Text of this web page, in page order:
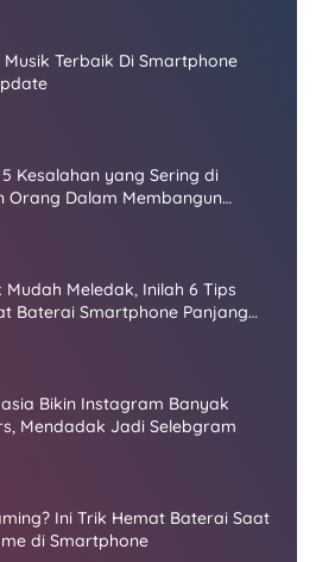
Musik Terbaik Di Smartphone
5 Kesalahan yang Sering di
Orang Dalam Membangun
Mudah Meledak, Inilah 6 Tips
Baterai Smartphone Panjang
Bikin Instagram Banyak
Mendadak Jadi Selebgram
Ini Trik Hemat Baterai Saat
di Smartphone